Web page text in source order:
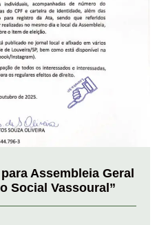
Assembleia Geral
Social Vassoural”